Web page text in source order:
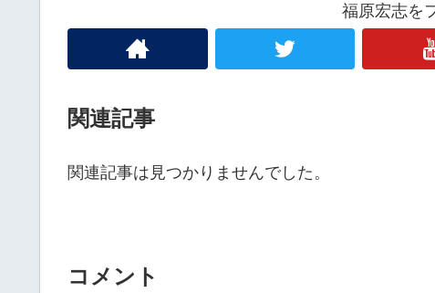
福原宏志を
関連記事
関連記事は見つかりませんでした。
コメント